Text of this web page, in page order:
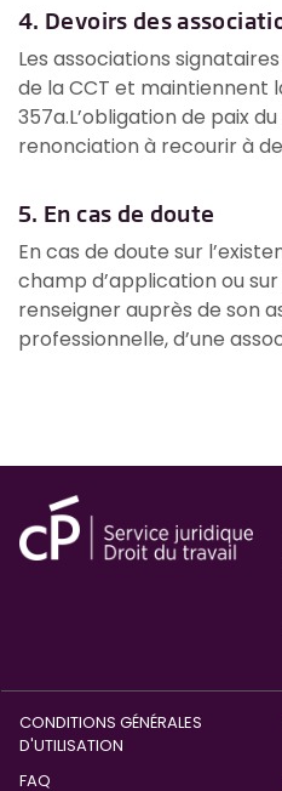
4. Devoirs des
Les associations
de la CCT et maintiennent
357a.L’obligation de paix
renonciation à recourir à
5. En cas de doute
En cas de doute sur
champ d’application ou
renseigner auprès de son
professionnelle, d’une
CONDITIONS GÉNÉRALES
D'UTILISATION
FAQ